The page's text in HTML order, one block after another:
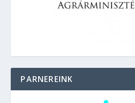
PARNEREINK